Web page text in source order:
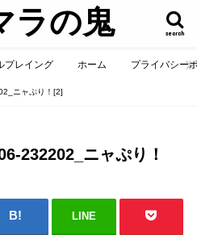
ラの鬼 search
プレイング ホーム プライバシー
ニャぷり！[2]
232202_ニャぷり！
LINE